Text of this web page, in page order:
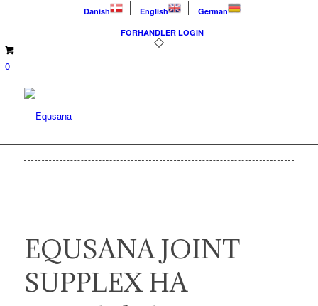
Danish English
German
FORHANDLER LOGIN
0
EQUSANA JOINT
SUPPLEX HA